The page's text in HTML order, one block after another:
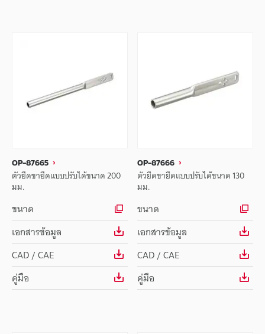
OP-87665
ตัวยึดขายึดแบบปรับได้ขนาด 200
มม.
ขนาด
เอกสารข้อมูล
CAD / CAE
คู่มือ
OP-87666
ตัวยึดขายึดแบบปรับได้ขนาด 130
มม.
ขนาด
เอกสารข้อมูล
CAD / CAE
คู่มือ